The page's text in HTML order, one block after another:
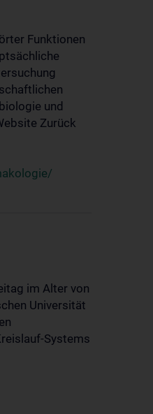
Funktionen
und
Zurück
im Alter von
Universität
Systems